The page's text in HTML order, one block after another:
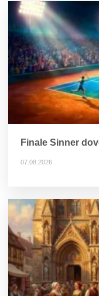
Finale Sinner
07.08.2026